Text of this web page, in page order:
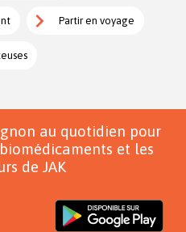
Partir en voyage
au quotidien pour
et les
de JAK